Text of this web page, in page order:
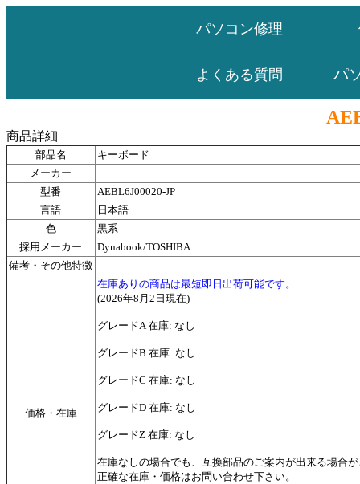
パソコン修理
よくある質問 パ
商品詳細
部品名
キーボード
メーカー
型番
AEBL6J00020-JP
言語
日本語
色
黒系
採用メーカー
Dynabook/TOSHIBA
備考・その他特徴
価格・在庫
在庫ありの商品は最短即日出荷可能です。
(2026年8月2日現在)
グレードA 在庫: なし
グレードB 在庫: なし
グレードC 在庫: なし
グレードD 在庫: なし
グレードZ 在庫: なし
在庫なしの場合でも、互換部品のご案内が出来る場合
正確な在庫・価格はお問い合わせ下さい。